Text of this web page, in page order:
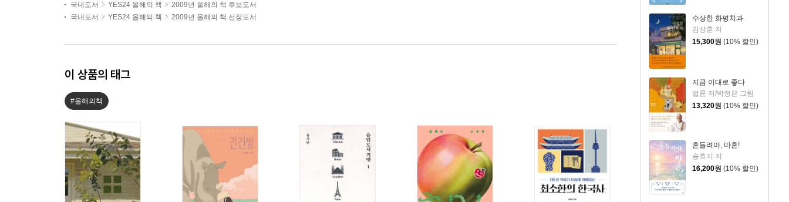
수상한 화평치과
김상훈 저
15,300원 (10% 할인)
지금 이대로 좋다
법륜 저/박정은 그림
13,320원 (10% 할인)
흔들려야, 마흔!
송효지 저
16,200원 (10% 할인)
국내도서
YES24 올해의 책
2009년 올해의 책 후보도서
국내도서
YES24 올해의 책 2009년 올해의 책 선정도서
이 상품의 태그
#올해의책